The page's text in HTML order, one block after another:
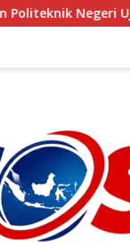
Negeri Ujung